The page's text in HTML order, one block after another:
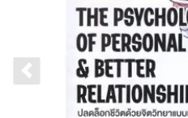
Previous slide